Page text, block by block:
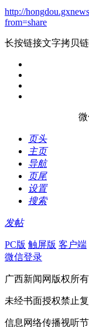
http://
from=share
长按链接文字拷贝
页头
主页
导航
页尾
设置
搜索
发帖
PC版 触屏版 客户端
微信登录
广西新闻网版权所有
未经书面授权禁止
信息网络传播视听